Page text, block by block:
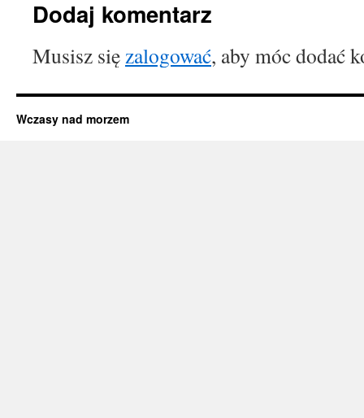
Dodaj komentarz
Musisz sięzalogować, aby móc dodać
Wczasy nad morzem